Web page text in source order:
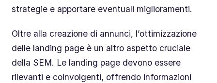
strategie e apportare eventuali miglioramenti.
Oltre alla creazione di annunci, l’ottimizzazione
delle landing page è un altro aspetto cruciale
della SEM. Le landing page devono essere
rilevanti e coinvolgenti, offrendo informazioni